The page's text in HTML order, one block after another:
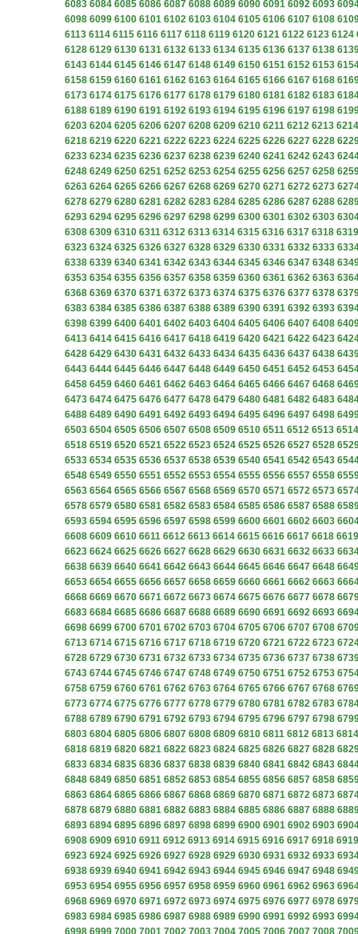
6083 6084 6085 6086 6087 6088 6089 6090 6091 6092 6093
6098 6099 6100 6101 6102 6103 6104 6105 6106 6107 6108
6113 6114 6115 6116 6117 6118 6119 6120 6121 6122 6123 6124
6128 6129 6130 6131 6132 6133 6134 6135 6136 6137 6138
6143 6144 6145 6146 6147 6148 6149 6150 6151 6152 6153
6158 6159 6160 6161 6162 6163 6164 6165 6166 6167 6168
6173 6174 6175 6176 6177 6178 6179 6180 6181 6182 6183
6188 6189 6190 6191 6192 6193 6194 6195 6196 6197 6198
6203 6204 6205 6206 6207 6208 6209 6210 6211 6212 6213 6214
6218 6219 6220 6221 6222 6223 6224 6225 6226 6227 6228
6233 6234 6235 6236 6237 6238 6239 6240 6241 6242 6243
6248 6249 6250 6251 6252 6253 6254 6255 6256 6257 6258
6263 6264 6265 6266 6267 6268 6269 6270 6271 6272 6273
6278 6279 6280 6281 6282 6283 6284 6285 6286 6287 6288
6293 6294 6295 6296 6297 6298 6299 6300 6301 6302 6303
6308 6309 6310 6311 6312 6313 6314 6315 6316 6317 6318 6319
6323 6324 6325 6326 6327 6328 6329 6330 6331 6332 6333
6338 6339 6340 6341 6342 6343 6344 6345 6346 6347 6348
6353 6354 6355 6356 6357 6358 6359 6360 6361 6362 6363
6368 6369 6370 6371 6372 6373 6374 6375 6376 6377 6378
6383 6384 6385 6386 6387 6388 6389 6390 6391 6392 6393
6398 6399 6400 6401 6402 6403 6404 6405 6406 6407 6408
6413 6414 6415 6416 6417 6418 6419 6420 6421 6422 6423
6428 6429 6430 6431 6432 6433 6434 6435 6436 6437 6438
6443 6444 6445 6446 6447 6448 6449 6450 6451 6452 6453
6458 6459 6460 6461 6462 6463 6464 6465 6466 6467 6468
6473 6474 6475 6476 6477 6478 6479 6480 6481 6482 6483
6488 6489 6490 6491 6492 6493 6494 6495 6496 6497 6498
6503 6504 6505 6506 6507 6508 6509 6510 6511 6512 6513 6514
6518 6519 6520 6521 6522 6523 6524 6525 6526 6527 6528
6533 6534 6535 6536 6537 6538 6539 6540 6541 6542 6543
6548 6549 6550 6551 6552 6553 6554 6555 6556 6557 6558
6563 6564 6565 6566 6567 6568 6569 6570 6571 6572 6573
6578 6579 6580 6581 6582 6583 6584 6585 6586 6587 6588
6593 6594 6595 6596 6597 6598 6599 6600 6601 6602 6603
6608 6609 6610 6611 6612 6613 6614 6615 6616 6617 6618 6619
6623 6624 6625 6626 6627 6628 6629 6630 6631 6632 6633
6638 6639 6640 6641 6642 6643 6644 6645 6646 6647 6648
6653 6654 6655 6656 6657 6658 6659 6660 6661 6662 6663
6668 6669 6670 6671 6672 6673 6674 6675 6676 6677 6678
6683 6684 6685 6686 6687 6688 6689 6690 6691 6692 6693
6698 6699 6700 6701 6702 6703 6704 6705 6706 6707 6708
6713 6714 6715 6716 6717 6718 6719 6720 6721 6722 6723
6728 6729 6730 6731 6732 6733 6734 6735 6736 6737 6738
6743 6744 6745 6746 6747 6748 6749 6750 6751 6752 6753
6758 6759 6760 6761 6762 6763 6764 6765 6766 6767 6768
6773 6774 6775 6776 6777 6778 6779 6780 6781 6782 6783
6788 6789 6790 6791 6792 6793 6794 6795 6796 6797 6798
6803 6804 6805 6806 6807 6808 6809 6810 6811 6812 6813 6814
6818 6819 6820 6821 6822 6823 6824 6825 6826 6827 6828
6833 6834 6835 6836 6837 6838 6839 6840 6841 6842 6843
6848 6849 6850 6851 6852 6853 6854 6855 6856 6857 6858
6863 6864 6865 6866 6867 6868 6869 6870 6871 6872 6873
6878 6879 6880 6881 6882 6883 6884 6885 6886 6887 6888
6893 6894 6895 6896 6897 6898 6899 6900 6901 6902 6903
6908 6909 6910 6911 6912 6913 6914 6915 6916 6917 6918 6919
6923 6924 6925 6926 6927 6928 6929 6930 6931 6932 6933
6938 6939 6940 6941 6942 6943 6944 6945 6946 6947 6948
6953 6954 6955 6956 6957 6958 6959 6960 6961 6962 6963
6968 6969 6970 6971 6972 6973 6974 6975 6976 6977 6978
6983 6984 6985 6986 6987 6988 6989 6990 6991 6992 6993
6998 6999 7000 7001 7002 7003 7004 7005 7006 7007 7008